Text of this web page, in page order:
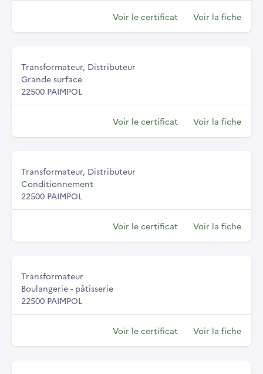
Voir le certificat Voir la fiche
Transformateur, Distributeur
Grande surface
22500 PAIMPOL
Voir le certificat Voir la fiche
Transformateur, Distributeur
Conditionnement
22500 PAIMPOL
Voir le certificat Voir la fiche
Transformateur
Boulangerie - pâtisserie
22500 PAIMPOL
Voir le certificat Voir la fiche